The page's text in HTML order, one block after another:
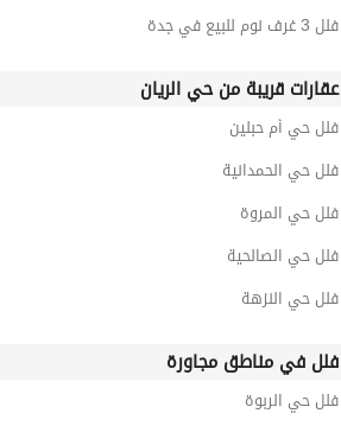
فلل 3 غرف نوم للبيع في جدة
عقارات قريبة من حي الريان
فلل حي أم حبلين
فلل حي الحمدانية
فلل حي المروة
فلل حي الصالحية
فلل حي النزهة
فلل في مناطق مجاورة
فلل حي الربوة